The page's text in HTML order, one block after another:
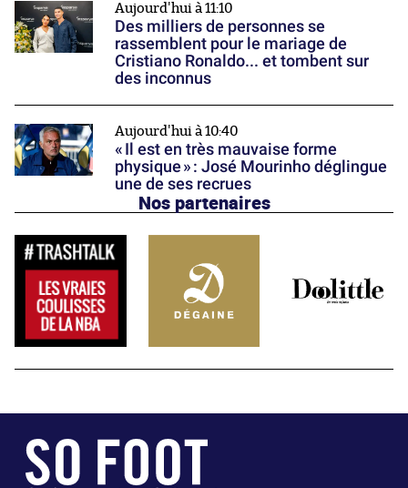
Aujourd'hui à 11:10
Des milliers de personnes se
rassemblent pour le mariage de
Cristiano Ronaldo... et tombent sur
des inconnus
Aujourd'hui à 10:40
« Il est en très mauvaise forme
physique » : José Mourinho déglingue
une de ses recrues
Nos partenaires